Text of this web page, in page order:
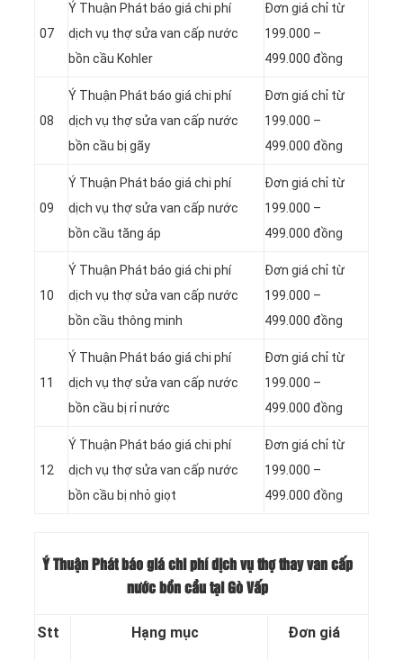
07
Ý Thuận Phát báo giá chi phí
dịch vụ thợ sửa van cấp nước
bồn cầu Kohler
Đơn giá chỉ từ
199.000 –
499.000 đồng
08
Ý Thuận Phát báo giá chi phí
dịch vụ thợ sửa van cấp nước
bồn cầu bị gãy
Đơn giá chỉ từ
199.000 –
499.000 đồng
09
Ý Thuận Phát báo giá chi phí
dịch vụ thợ sửa van cấp nước
bồn cầu tăng áp
Đơn giá chỉ từ
199.000 –
499.000 đồng
10
Ý Thuận Phát báo giá chi phí
dịch vụ thợ sửa van cấp nước
bồn cầu thông minh
Đơn giá chỉ từ
199.000 –
499.000 đồng
11
Ý Thuận Phát báo giá chi phí
dịch vụ thợ sửa van cấp nước
bồn cầu bị rỉ nước
Đơn giá chỉ từ
199.000 –
499.000 đồng
12
Ý Thuận Phát báo giá chi phí
dịch vụ thợ sửa van cấp nước
bồn cầu bị nhỏ giọt
Đơn giá chỉ từ
199.000 –
499.000 đồng
Ý Thuận Phát báo giá chi phí dịch vụ thợ thay van cấp
nước bồn cầu tại Gò Vấp
Stt Hạng mục Đơn giá